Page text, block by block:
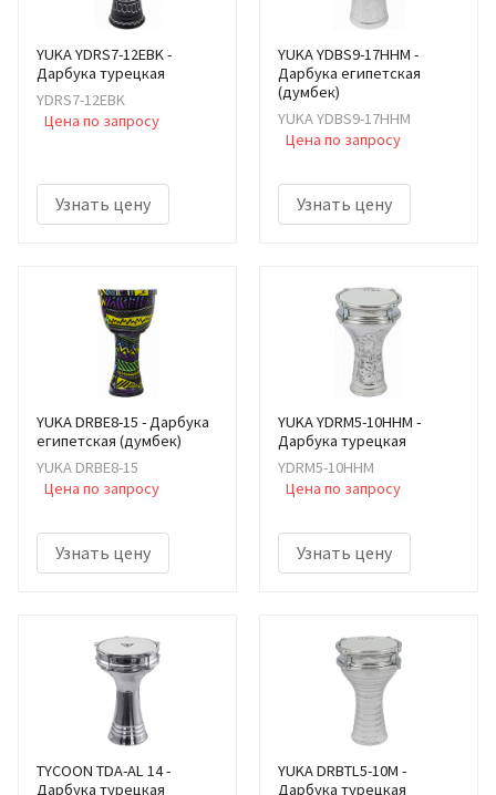
YUKA YDRS7-12EBK -
Дарбука турецкая
YDRS7-12EBK
Цена по запросу
Узнать цену
YUKA YDBS9-17HHM -
Дарбука египетская
(думбек)
YUKA YDBS9-17HHM
Цена по запросу
Узнать цену
YUKA DRBE8-15 - Дарбука
египетская (думбек)
YUKA DRBE8-15
Цена по запросу
Узнать цену
YUKA YDRM5-10HHM -
Дарбука турецкая
YDRM5-10HHM
Цена по запросу
Узнать цену
TYCOON TDA-AL 14 -
Дарбука турецкая
YUKA DRBTL5-10M -
Дарбука турецкая